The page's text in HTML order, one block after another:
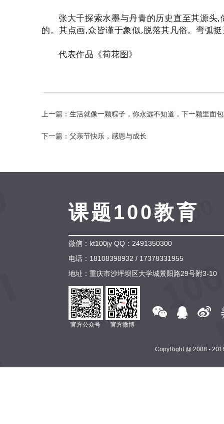
张大千探索水墨与丹青的历史直至其源
的。其点画,众皆谨于象似,脱落其凡俗。弯弧
代表作品《荷花图》
上一篇：生活就像一颗粽子，你永远不知道，下一颗里面
下一篇：父亲节快乐，感恩与成长
课题100教育
微信：kt100jy QQ：2491350300
电话：18108398932 / 17378331955
地址：重庆市沙坪坝区大学城景阳路29号附3-10
官方公众号 官方微博
CopyRight @ 2008 -